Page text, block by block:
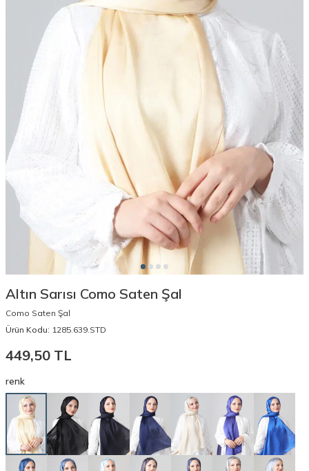
Altın Sarısı Como Saten Şal
Como Saten Şal
Ürün Kodu: 1285.639.STD
449,50 TL
renk